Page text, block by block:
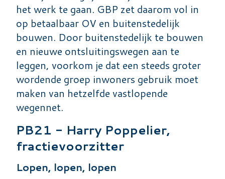
het werk te gaan. GBP zet daarom vol in
op betaalbaar OV en buitenstedelijk
bouwen. Door buitenstedelijk te bouwen
en nieuwe ontsluitingswegen aan te
leggen, voorkom je dat een steeds groter
wordende groep inwoners gebruik moet
maken van hetzelfde vastlopende
wegennet.
PB21 - Harry Poppelier,
fractievoorzitter
Lopen, lopen, lopen